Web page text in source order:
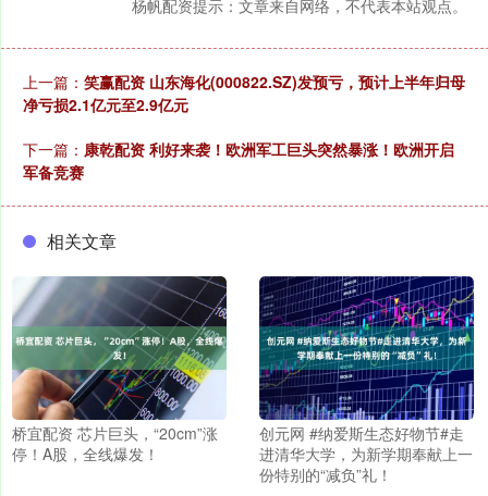
杨帆配资提示：文章来自网络，不代表本站观点。
上一篇： 笑赢配资 山东海化(000822.SZ)发预亏，预计上半年归母
净亏损2.1亿元至2.9亿元
下一篇： 康乾配资 利好来袭！欧洲军工巨头突然暴涨！欧洲开启
军备竞赛
相关文章
桥宜配资 芯片巨头，“20cm”涨
停！A股，全线爆发！
创元网 #纳爱斯生态好物节#走
进清华大学，为新学期奉献上一
份特别的“减负”礼！